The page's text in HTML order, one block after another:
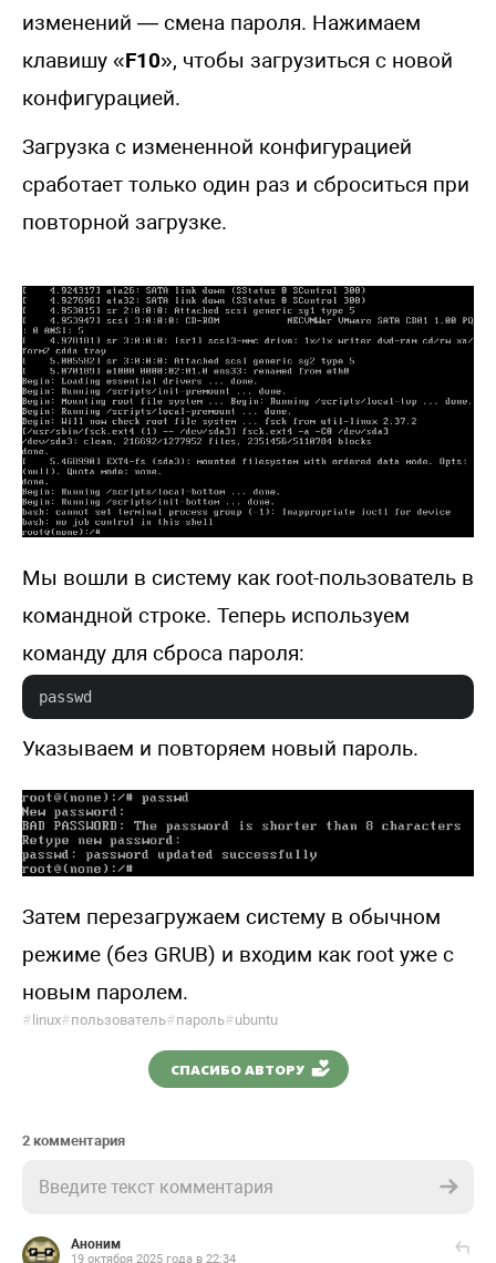
изменений — смена пароля. Нажимаем
клавишу «F10», чтобы загрузиться с новой
конфигурацией.
Загрузка с измененной конфигурацией
сработает только один раз и сброситься при
повторной загрузке.
Мы вошли в систему как root-пользователь в
командной строке. Теперь используем
команду для сброса пароля:
passwd
Указываем и повторяем новый пароль.
Затем перезагружаем систему в обычном
режиме (без GRUB) и входим как root уже с
новым паролем.
#linux#пользователь#пароль#ubuntu
СПАСИБО АВТОРУ
2 комментария
Введите текст комментария
Аноним
19 октября 2025 года в 22:34